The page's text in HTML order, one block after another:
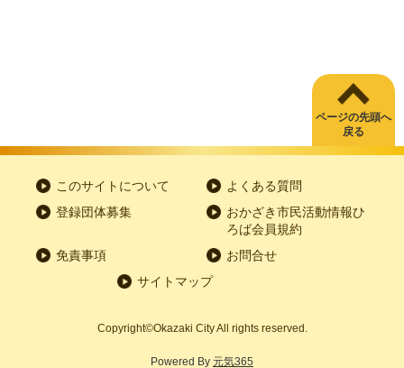
ページの先頭へ
戻る
このサイトについて
よくある質問
登録団体募集
おかざき市民活動情報ひ
ろば会員規約
免責事項
お問合せ
サイトマップ
Copyright©Okazaki City All rights reserved.
Powered By 元気365